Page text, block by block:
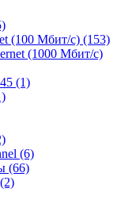
(100 Мбит/с) (153)
(1000 Мбит/с)
(1)
(6)
(66)
(2)